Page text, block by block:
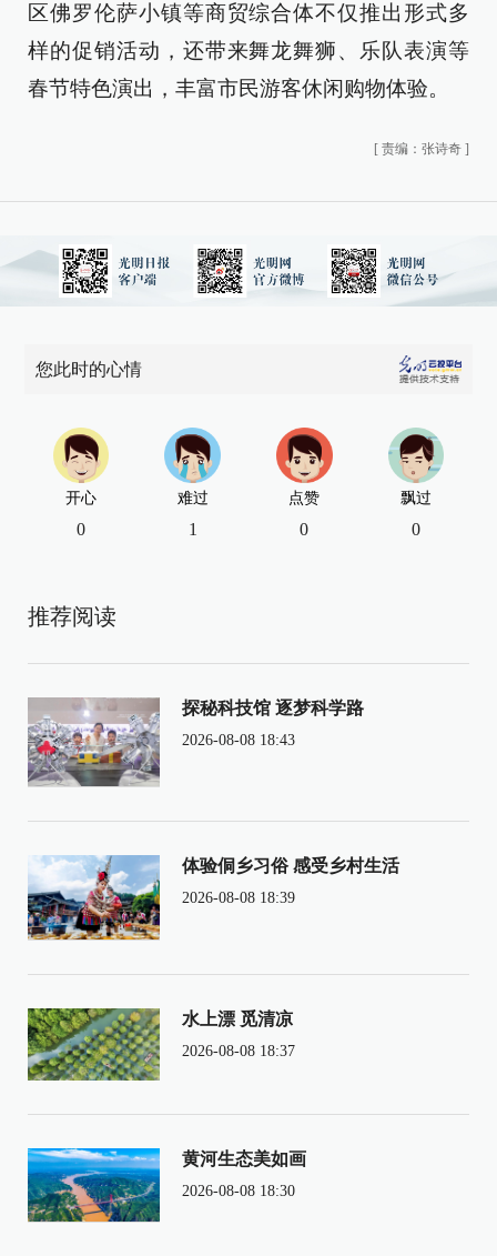
区佛罗伦萨小镇等商贸综合体不仅推出形式多
样的促销活动，还带来舞龙舞狮、乐队表演等
春节特色演出，丰富市民游客休闲购物体验。
[ 责编：张诗奇 ]
您此时的心情
开心
0
难过
1
点赞
0
飘过
0
推荐阅读
探秘科技馆 逐梦科学路
2026-08-08 18:43
体验侗乡习俗 感受乡村生活
2026-08-08 18:39
水上漂 觅清凉
2026-08-08 18:37
黄河生态美如画
2026-08-08 18:30